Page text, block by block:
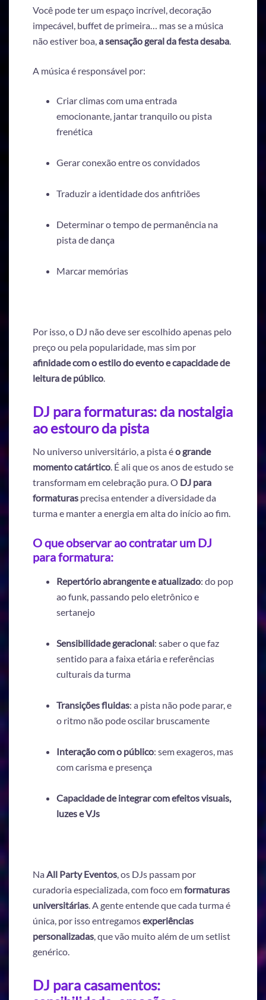
Você pode ter um espaço incrível, decoração
impecável, buffet de primeira… mas se a música
não estiver boa,a sensação geral da festa desaba.
A música é responsável por:
Criar climas com uma entrada
emocionante, jantar tranquilo ou pista
frenética
Gerar conexão entre os convidados
Traduzir a identidade dos anfitriões
Determinar o tempo de permanência na
pista de dança
Marcar memórias
Por isso, o DJ não deve ser escolhido apenas pelo
preço ou pela popularidade, mas sim por
afinidade com o estilo do evento e capacidade de
leitura de público.
DJ para formaturas: da nostalgia
ao estouro da pista
No universo universitário, a pista éo grande
momento catártico. É ali que os anos de estudo se
transformam em celebração pura. O DJ para
formaturas precisa entender a diversidade da
turma e manter a energia em alta do início ao fim.
O que observar ao contratar um DJ
para formatura:
Repertório abrangente e atualizado: do pop
ao funk, passando pelo eletrônico e
sertanejo
Sensibilidade geracional: saber o que faz
sentido para a faixa etária e referências
culturais da turma
Transições fluidas: a pista não pode parar, e
o ritmo não pode oscilar bruscamente
Interação com o público: sem exageros, mas
com carisma e presença
Capacidade de integrar com efeitos visuais,
luzes e VJs
NaAll Party Eventos, os DJs passam por
curadoria especializada, com foco emformaturas
universitárias. A gente entende que cada turma é
única, por isso entregamosexperiências
personalizadas, que vão muito além de um setlist
genérico.
DJ para casamentos: